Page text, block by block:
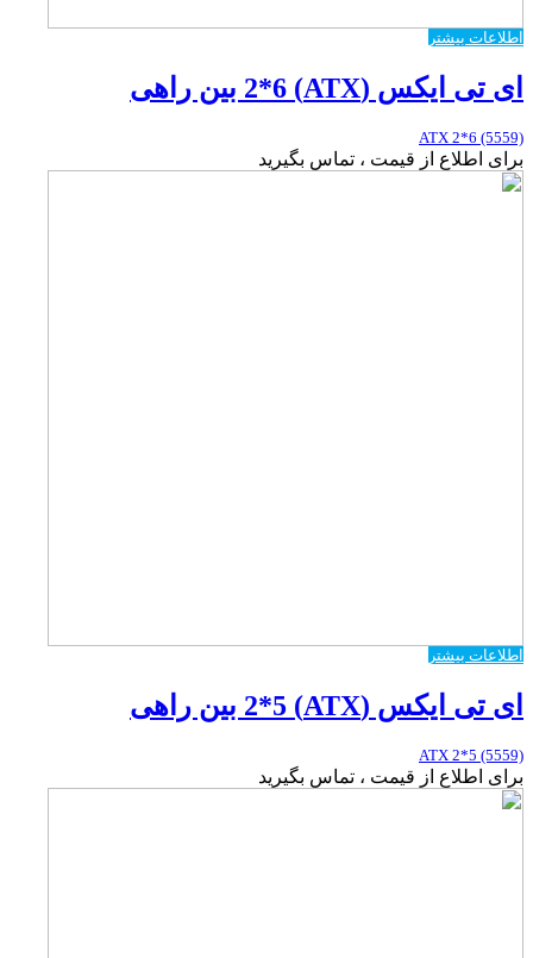
اطلاعات بیشتر
ای تی ایکس (ATX) 2*6 بین راهی
ATX 2*6 (5559)
برای اطلاع از قیمت ، تماس بگیرید
اطلاعات بیشتر
ای تی ایکس (ATX) 2*5 بین راهی
ATX 2*5 (5559)
برای اطلاع از قیمت ، تماس بگیرید